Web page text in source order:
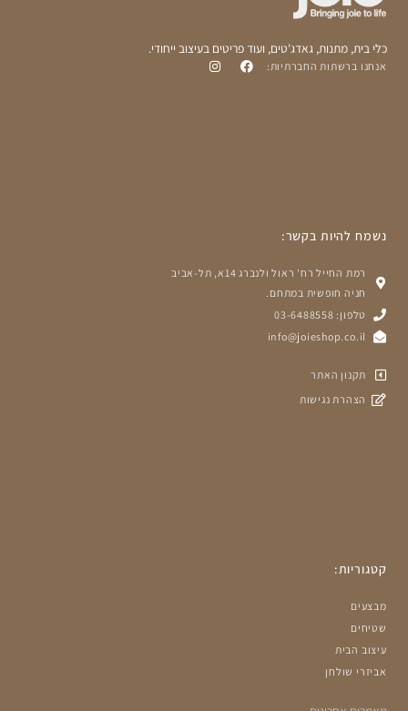
כלי בית, מתנות, גאדג'טים, ועוד פריטים בעיצוב ייחודי.
אנחנו ברשתות החברתיות:
נשמח להיות בקשר:
רמת החייל רח' ראול ולנברג 14א, תל-אביב
חניה חופשית במתחם.
טלפון: 03-6488558
info@joieshop.co.il
תקנון האתר
הצהרת נגישות
קטגוריות:
מבצעים
שטיחים
עיצוב הבית
אביזרי שולחן